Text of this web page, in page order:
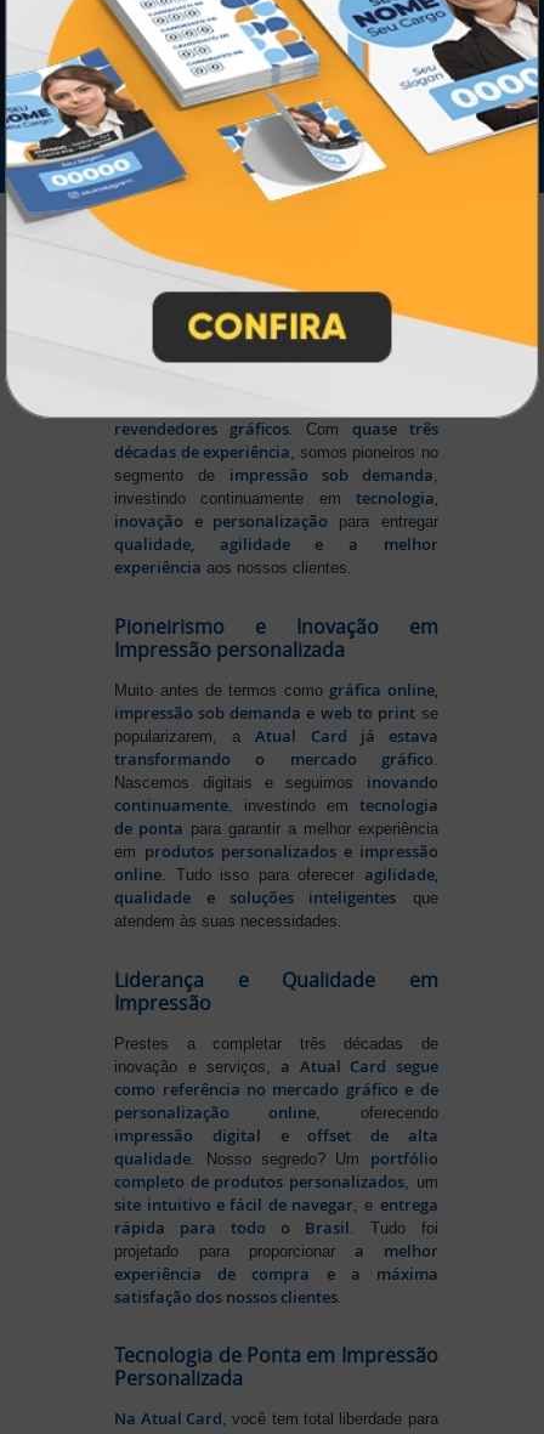
IMPRA INDUSTRIA GRAFICA LTDA | CNPJ: 28.045.354/0002-52
Atual Card © 2026. Todos os direitos reservados.
Atual Card: A Gráfica Pioneira em
Personalização Online
Atual Card é referência em impressão
gráfica online no Brasil, oferecendo uma
revendedores gráficos. Comquase três
décadas de experiência, somos pioneiros no
segmento de impressão sob demanda,
investindo continuamente em tecnologia,
inovação e personalização para entregar
qualidade, agilidade e a melhor
experiência aos nossos clientes.
Pioneirismo e Inovação em
Impressão personalizada
Muito antes de termos como gráfica online,
impressão sob demanda e web to printse
popularizarem, aAtual Card já estava
transformando o mercado gráfico
Nascemos digitais e seguimos inovando
continuamente , investindo em tecnologia
de ponta para garantir a melhor experiência
em produtos personalizados e impressão
online . Tudo isso para oferecer agilidade,
qualidade e soluções inteligentes que
atendem às suas necessidades.
Liderança e Qualidade em
Impressão
Prestes a completar três décadas de
inovação e serviços,a Atual Card segue
como referência no mercado gráfico e de
personalização online, oferecendo
impressão digital e offset de alta
qualidade . Nosso segredo? Um portfólio
completo de produtos personalizados , um
site intuitivo e fácil de navegar , e entrega
rápida para todo o Brasil . Tudo foi
projetado para proporcionara melhor
experiência de compra e a máxima
satisfação dos nossos clientes
Tecnologia de Ponta em Impressão
Personalizada
Na Atual Card, você tem total liberdade para